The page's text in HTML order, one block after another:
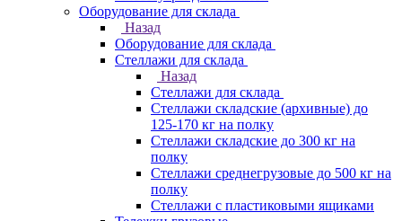
Оборудование для склада
Назад
Оборудование для склада
Стеллажи для склада
Назад
Стеллажи для склада
Стеллажи складские (архивные) до
125-170 кг на полку
Стеллажи складские до 300 кг на
полку
Стеллажи среднегрузовые до 500 кг на
полку
Стеллажи с пластиковыми ящиками